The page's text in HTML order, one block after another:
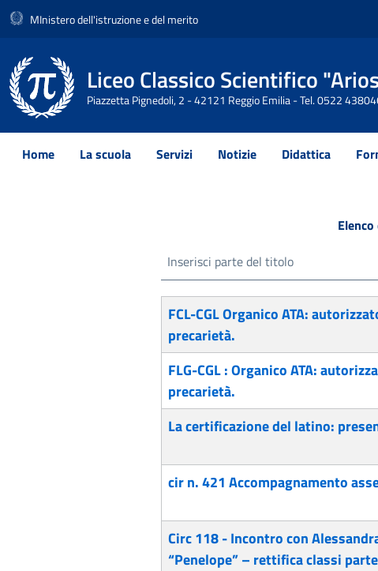
MInistero dell'istruzione e del merito
Liceo Classico Scientifico
Piazzetta Pignedoli, 2 - 42121 Reggio Emilia - Tel. 0522
Home La scuola Servizi Notizie Didattica
Titolo Data pubblicazione
FCL-CGL Organico ATA:
precarietà.
FLG-CGL : Organico ATA:
precarietà.
La certificazione del latino:
cir n. 421 Accompagnamento
Circ 118 - Incontro con
“Penelope” – rettifica classi